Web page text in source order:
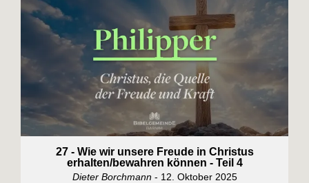
27 - Wie wir unsere Freude in Christus
erhalten/bewahren können - Teil 4
Dieter Borchmann- 12. Oktober 2025